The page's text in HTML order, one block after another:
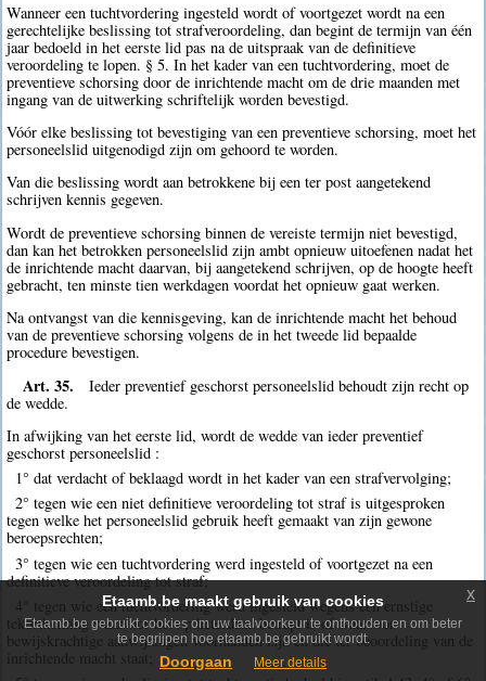
Wanneer een tuchtvordering ingesteld wordt of voortgezet wordt na een
gerechtelijke beslissing tot strafveroordeling, dan begint de termijn van één
jaar bedoeld in het eerste lid pas na de uitspraak van de definitieve
veroordeling te lopen. § 5. In het kader van een tuchtvordering, moet de
preventieve schorsing door de inrichtende macht om de drie maanden met
ingang van de uitwerking schriftelijk worden bevestigd.
Vóór elke beslissing tot bevestiging van een preventieve schorsing, moet het
personeelslid uitgenodigd zijn om gehoord te worden.
Van die beslissing wordt aan betrokkene bij een ter post aangetekend
schrijven kennis gegeven.
Wordt de preventieve schorsing binnen de vereiste termijn niet bevestigd,
dan kan het betrokken personeelslid zijn ambt opnieuw uitoefenen nadat het
de inrichtende macht daarvan, bij aangetekend schrijven, op de hoogte heeft
gebracht, ten minste tien werkdagen voordat het opnieuw gaat werken.
Na ontvangst van die kennisgeving, kan de inrichtende macht het behoud
van de preventieve schorsing volgens de in het tweede lid bepaalde
procedure bevestigen.
Art. 35.
Ieder preventief geschorst personeelslid behoudt zijn recht op
de wedde.
In afwijking van het eerste lid, wordt de wedde van ieder preventief
geschorst personeelslid :
1° dat verdacht of beklaagd wordt in het kader van een strafvervolging;
2° tegen wie een niet definitieve veroordeling tot straf is uitgesproken
tegen welke het personeelslid gebruik heeft gemaakt van zijn gewone
beroepsrechten;
3° tegen wie een tuchtvordering werd ingesteld of voortgezet na een
definitieve veroordeling tot straf;
4° tegen wie een tuchtvordering werd ingesteld wegens een ernstige
tekortkoming waarvoor het op heterdaad betrapt is of waarvoor
bewijskrachtige aanwijzingen voorhanden zijn en die ter beoordeling van de
inrichtende macht staat;
Etaamb.be maakt gebruik van cookies
Etaamb.be gebruikt cookies om uw taalvoorkeur te onthouden en om beter
te begrijpen hoe etaamb.be gebruikt wordt.
Doorgaan Meer details
x